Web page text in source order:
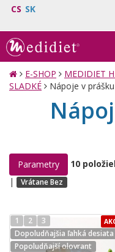
CS SK
E-SHOP MEDIDIET
SLADKÉ
Nápoje v prášku
Parametry 10
| Vrátane Bez
1 2
3
Dopoludňajšia ľahká desiata
Popoludňajší olovrant